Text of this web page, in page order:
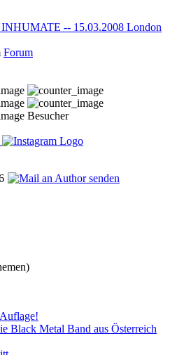
-- 15.03.2008 London
Forum
Besucher
Black Metal Band aus Österreich